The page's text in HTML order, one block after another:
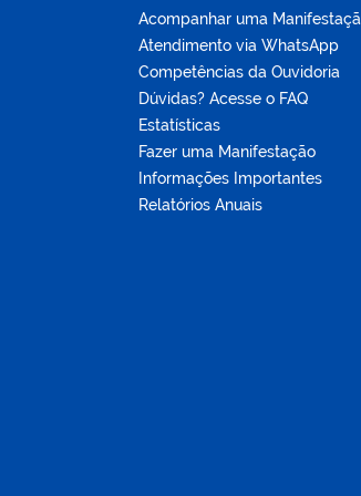
Acompanhar uma
Atendimento via WhatsApp
Competências da Ouvidoria
Dúvidas? Acesse o FAQ
Estatísticas
Fazer uma Manifestação
Informações Importantes
Relatórios Anuais